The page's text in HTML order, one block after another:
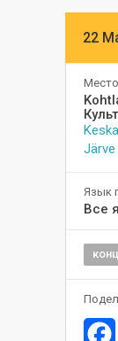
22
Järve
Язык
Все